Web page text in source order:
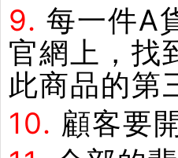
9. 每一件A
官網上，找
此商品的第
10. 顧客要